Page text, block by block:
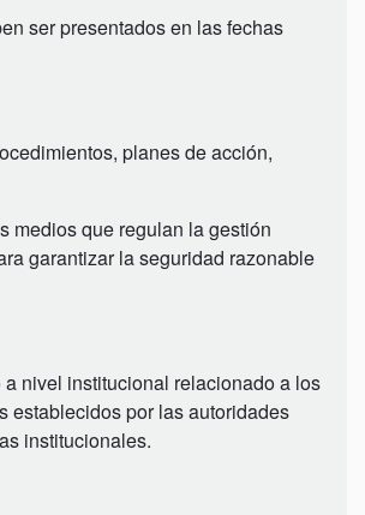
ser presentados en las fechas
planes de acción,
medios que regulan la gestión
garantizar la seguridad razonable
nivel institucional relacionado a los
establecidos por las autoridades
institucionales.